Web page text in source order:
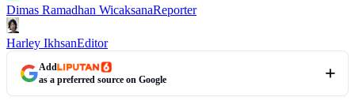
Dimas Ramadhan WicaksanaReporter
Harley IkhsanEditor
Add
as a preferred source on Google